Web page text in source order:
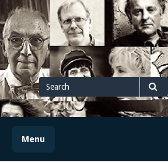
Skip
to
content
Search
for
Menu